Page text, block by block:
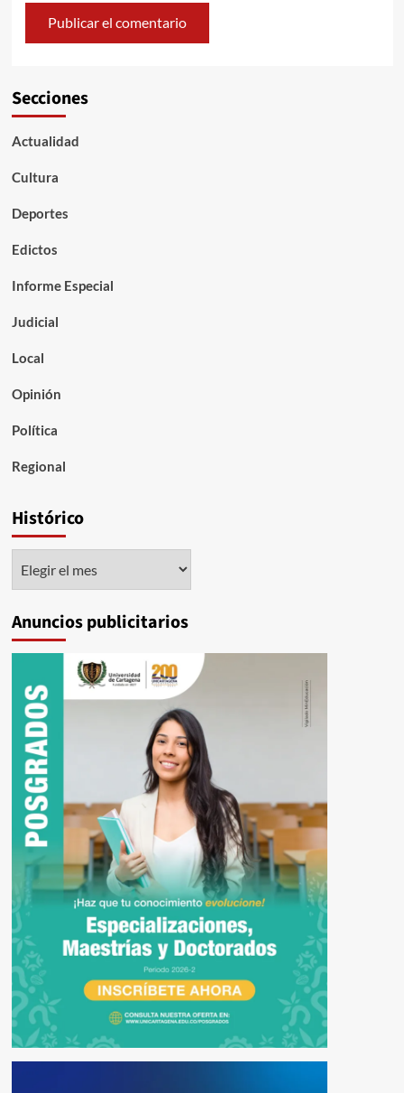
Secciones
Actualidad
Cultura
Deportes
Edictos
Informe Especial
Judicial
Local
Opinión
Política
Regional
Histórico
Anuncios publicitarios